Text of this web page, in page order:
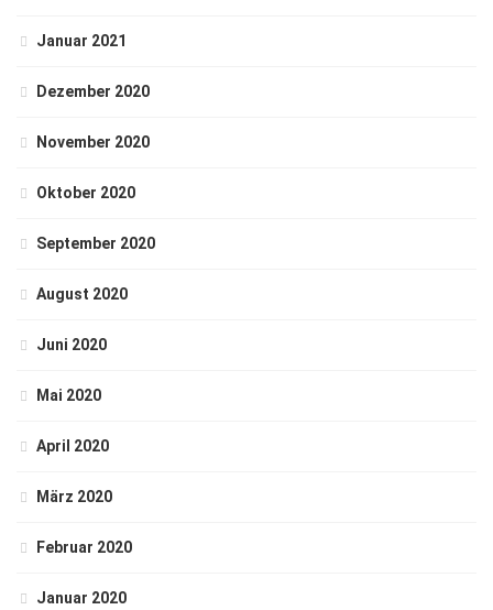
Januar 2021
Dezember 2020
November 2020
Oktober 2020
September 2020
August 2020
Juni 2020
Mai 2020
April 2020
März 2020
Februar 2020
Januar 2020